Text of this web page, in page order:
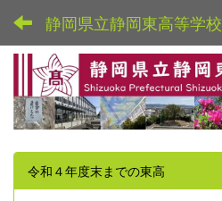
静岡県立静岡東高等学校
令和４年度末までの東高